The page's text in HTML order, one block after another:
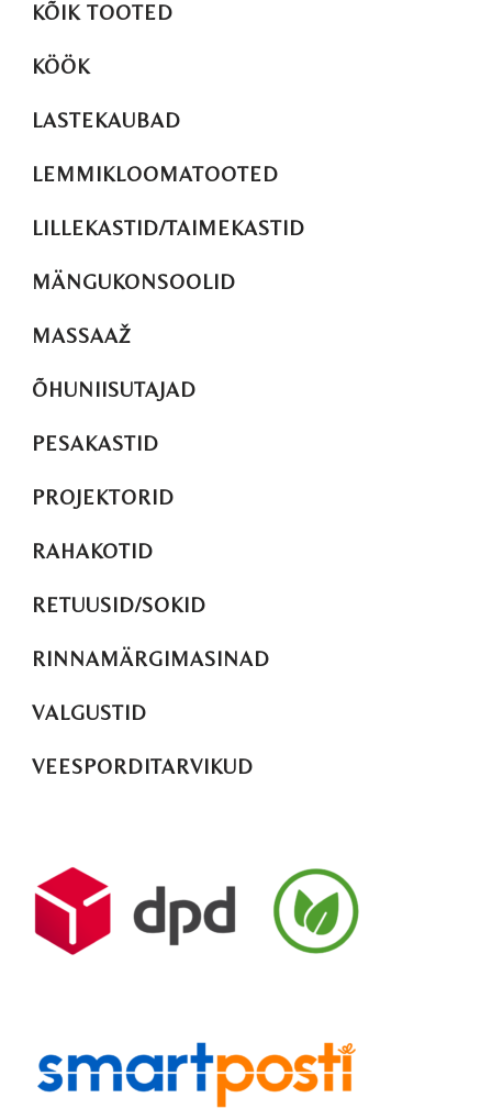
KÕIK TOOTED
KÖÖK
LASTEKAUBAD
LEMMIKLOOMATOOTED
LILLEKASTID/TAIMEKASTID
MÄNGUKONSOOLID
MASSAAŽ
ÕHUNIISUTAJAD
PESAKASTID
PROJEKTORID
RAHAKOTID
RETUUSID/SOKID
RINNAMÄRGIMASINAD
VALGUSTID
VEESPORDITARVIKUD